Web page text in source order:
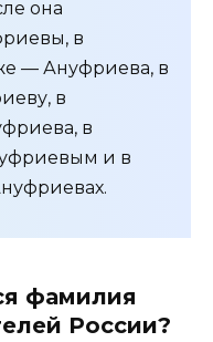
она
в
— Ануфриева, в
в
в
и в
фамилия
России?